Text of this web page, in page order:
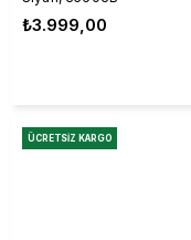
₺3.999,00
ÜCRETSIZ KARGO